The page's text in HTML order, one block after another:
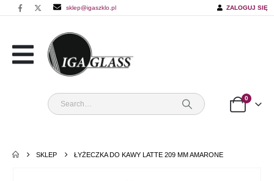
sklep@igaszklo.pl ZALOGUJ SIĘ
0
SKLEP ŁYŻECZKA DO KAWY LATTE 209 MM AMARONE